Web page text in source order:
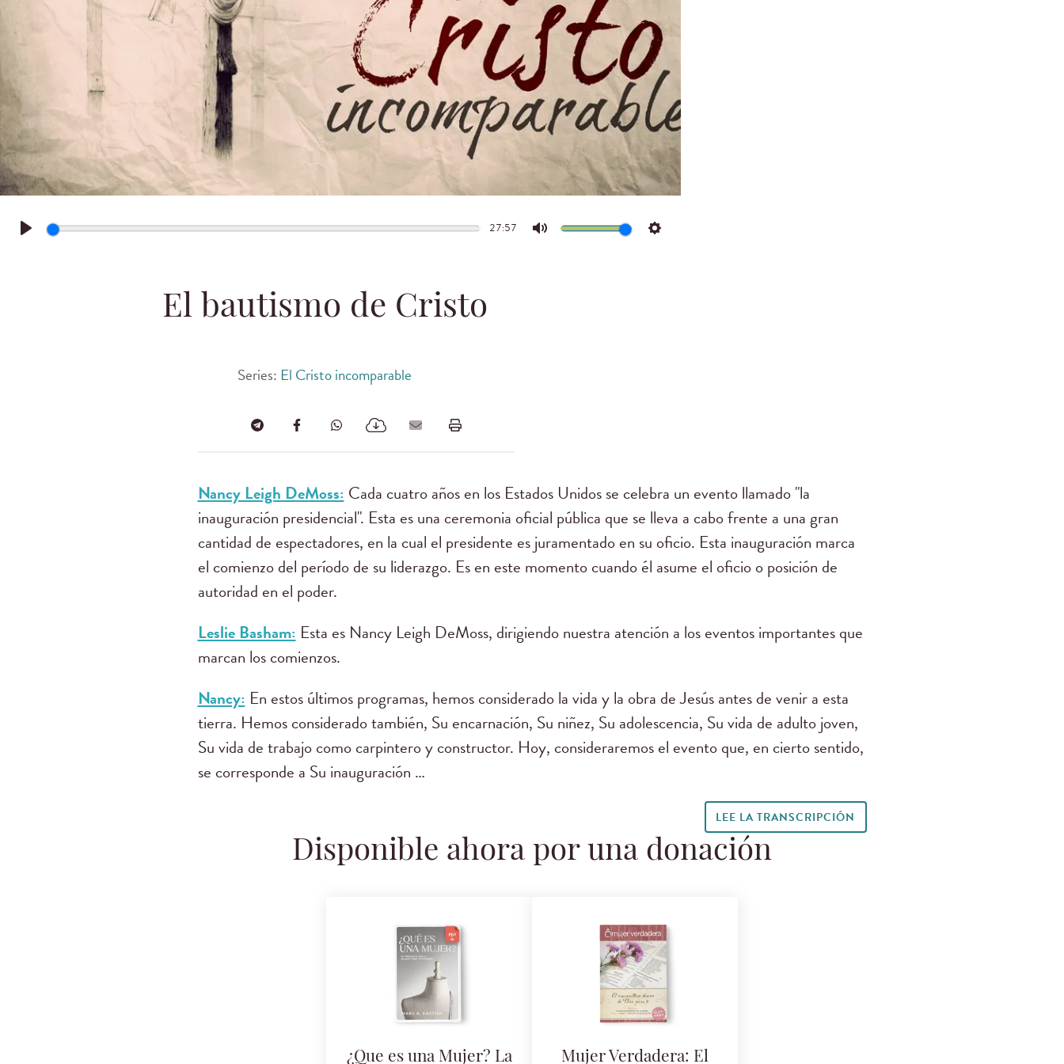
Play
27:57
Mute Settings
El bautismo de Cristo
Series: El Cristo incomparable
Nancy Leigh DeMoss: Cada cuatro años en los Estados Unidos se celebra un evento llamado "la
inauguración presidencial". Esta es una ceremonia oficial pública que se lleva a cabo frente a una gran
cantidad de espectadores, en la cual el presidente es juramentado en su oficio. Esta inauguración marca
el comienzo del período de su liderazgo. Es en este momento cuando él asume el oficio o posición de
autoridad en el poder.
Leslie Basham: Esta es Nancy Leigh DeMoss, dirigiendo nuestra atención a los eventos importantes que
marcan los comienzos.
Nancy: En estos últimos programas, hemos considerado la vida y la obra de Jesús antes de venir a esta
tierra. Hemos considerado también, Su encarnación, Su niñez, Su adolescencia, Su vida de adulto joven,
Su vida de trabajo como carpintero y constructor. Hoy, consideraremos el evento que, en cierto sentido,
se corresponde a Su inauguración …
LEE LA TRANSCRIPCIÓN
Disponible ahora por una donación
¿Que es una Mujer? La Mujer Verdadera: El